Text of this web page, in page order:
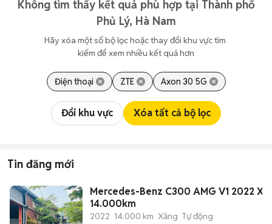
Không tìm thấy kết quả phù hợp tại Thành phố
Phủ Lý, Hà Nam
Hãy xóa một số bộ lọc hoặc thay đổi khu vực tìm
kiếm để xem nhiều kết quả hơn
Điện thoại ZTE Axon 30 5G
Đổi khu vực Xóa tất cả bộ lọc
Tin đăng mới
Mercedes-Benz C300 AMG V1 2022
14.000km
2022 14.000 km Xăng Tự động